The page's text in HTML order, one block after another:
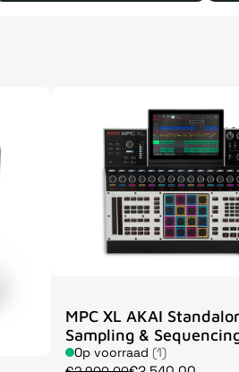
MPC XL AKAI
Sampling &
Op voorraad (1)